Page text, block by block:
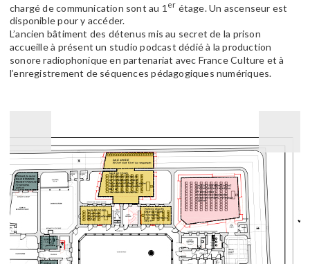
chargé de communication sont au 1 er étage. Un ascenseur est
disponible pour y accéder.
L’ancien bâtiment des détenus mis au secret de la prison
accueille à présent un studio podcast dédié à la production
sonore radiophonique en partenariat avec France Culture et à
l’enregistrement de séquences pédagogiques numériques.
de
l'ancienne
prison
de
Guingamp
(Crédit
Ville
de
Guingamp)